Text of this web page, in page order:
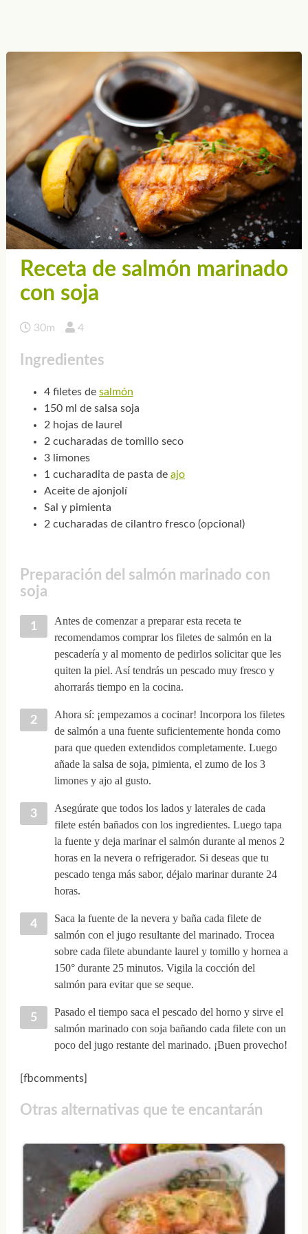
Receta de salmón marinado
con soja
30m 4
Ingredientes
4 filetes de salmón
150 ml de salsa soja
2 hojas de laurel
2 cucharadas de tomillo seco
3 limones
1 cucharadita de pasta de ajo
Aceite de ajonjolí
Sal y pimienta
2 cucharadas de cilantro fresco (opcional)
Preparación del salmón marinado con
soja
Antes de comenzar a preparar esta receta te
recomendamos comprar los filetes de salmón en la
pescadería y al momento de pedirlos solicitar que les
quiten la piel. Así tendrás un pescado muy fresco y
ahorrarás tiempo en la cocina.
Ahora sí: ¡empezamos a cocinar! Incorpora los filetes
de salmón a una fuente suficientemente honda como
para que queden extendidos completamente. Luego
añade la salsa de soja, pimienta, el zumo de los 3
limones y ajo al gusto.
Asegúrate que todos los lados y laterales de cada
filete estén bañados con los ingredientes. Luego tapa
la fuente y deja marinar el salmón durante al menos 2
horas en la nevera o refrigerador. Si deseas que tu
pescado tenga más sabor, déjalo marinar durante 24
horas.
Saca la fuente de la nevera y baña cada filete de
salmón con el jugo resultante del marinado. Trocea
sobre cada filete abundante laurel y tomillo y hornea a
150° durante 25 minutos. Vigila la cocción del
salmón para evitar que se seque.
Pasado el tiempo saca el pescado del horno y sirve el
salmón marinado con soja bañando cada filete con un
poco del jugo restante del marinado. ¡Buen provecho!
[fbcomments]
Otras alternativas que te encantarán